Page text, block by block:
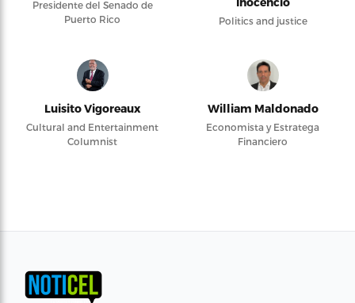
Presidente del Senado de
Puerto Rico
Politics and justice
Luisito Vigoreaux
Cultural and Entertainment
Columnist
William Maldonado
Economista y Estratega
Financiero